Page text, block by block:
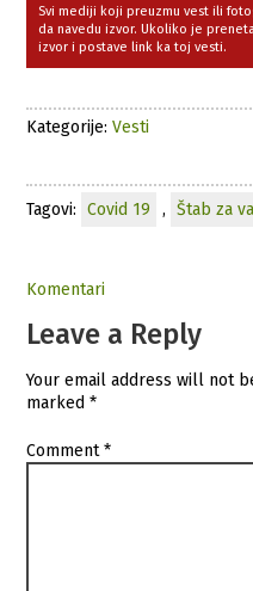
Svi mediji koji preuzmu vest ili
da navedu izvor. Ukoliko je
izvor i postave link ka toj vesti.
Kategorije:Vesti
Tagovi: Covid 19 , Štab za
Komentari
Leave a Reply
Your email address will not
marked*
Comment*